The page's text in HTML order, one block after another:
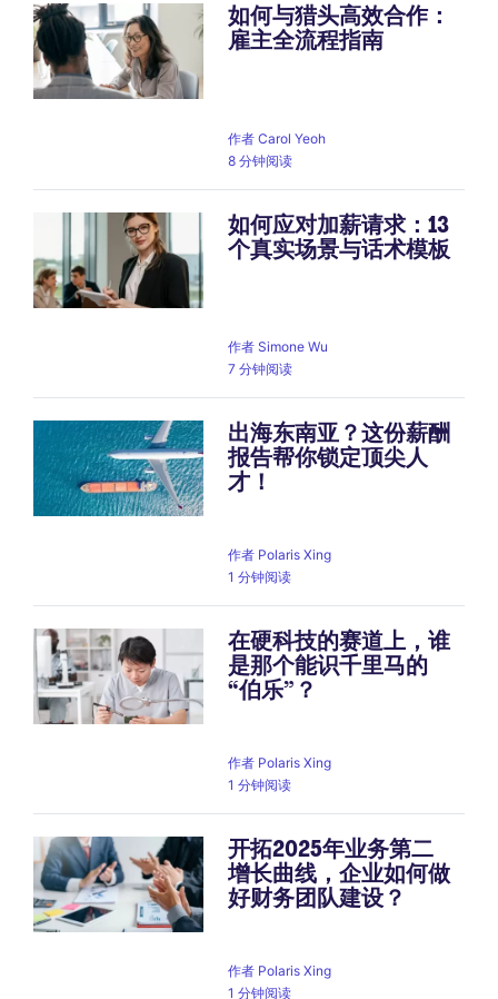
如何与猎头高效合作：
雇主全流程指南
作者 Carol Yeoh
8 分钟阅读
如何应对加薪请求：13
个真实场景与话术模板
作者 Simone Wu
7 分钟阅读
出海东南亚？这份薪酬
报告帮你锁定顶尖人
才！
作者 Polaris Xing
1 分钟阅读
在硬科技的赛道上，谁
是那个能识千里马的
“伯乐”？
作者 Polaris Xing
1 分钟阅读
开拓2025年业务第二
增长曲线，企业如何做
好财务团队建设？
作者 Polaris Xing
1 分钟阅读